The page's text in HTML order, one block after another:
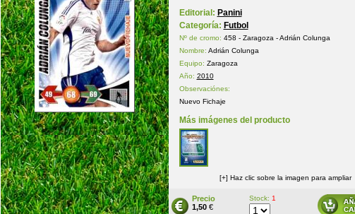
Editorial: Panini
Categoría: Futbol
Nº de cromo: 458 - Zaragoza - Adrián Colunga
Nombre: Adrián Colunga
Equipo: Zaragoza
Año: 2010
Observaciónes:
Nuevo Fichaje
Más imágenes del producto
[+] Haz clic sobre la imagen para ampliar
Precio
1,50€
Stock: 1